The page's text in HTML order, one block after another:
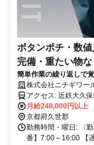
ボタンポチ・数
完備・重たい物
簡単作業の繰り返しで
を製造＊急成長中のス
株式会社ニチギワー
アクセス: 近鉄大久保駅 近鉄大久保駅から京阪バスで15分 ＊車・バイ
ク通勤がおすすめ！ 2026年秋～冬頃：工場移転予定あり 京都府宇治
市伊勢田町砂田125
月給240,000円以上
京都府久世郡
勤務時間・曜日: 〈
番】7:00～16:00 【